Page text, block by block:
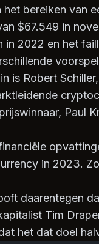
bereiken van
$67.549 in
in 2022 en het
is Robert
Paul
in 2023.
daarentegen
Tim
het dat doel